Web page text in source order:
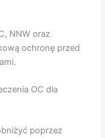
NNW oraz
ochronę przed
OC dla
poprzez